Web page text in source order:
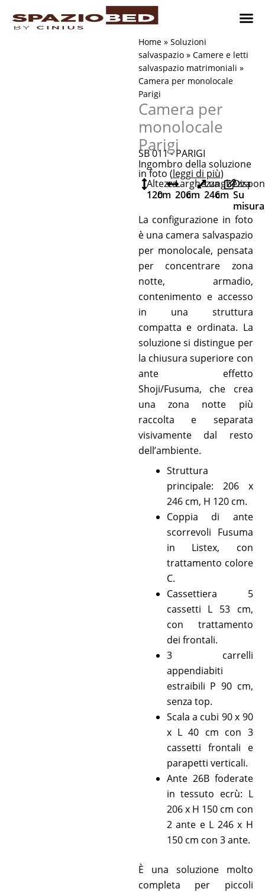
Home» Soluzioni
salvaspazio» Camere e letti
salvaspazio matrimoniali »
Camera per monolocale
Parigi
Camera per
monolocale
Parigi
SB 011 - PARIGI
Ingombro della soluzione
in foto (leggi di più)
Altezza
120cm
Larghezza
206cm
Lunghezza
246cm Su
misura
La configurazione in foto
è una camera salvaspazio
per monolocale, pensata
per concentrare zona
notte, armadio,
contenimento e accesso
in una struttura
compatta e ordinata. La
soluzione si distingue per
la chiusura superiore con
ante effetto
Shoji/Fusuma, che crea
una zona notte più
raccolta e separata
visivamente dal resto
dell’ambiente.
Struttura
principale: 206 x
246 cm, H 120 cm.
Coppia di ante
scorrevoli Fusuma
in Listex, con
trattamento colore
C.
Cassettiera 5
cassetti L 53 cm,
con trattamento
dei frontali.
3 carrelli
appendiabiti
estraibili P 90 cm,
senza top.
Scala a cubi 90 x 90
x L 40 cm con 3
cassetti frontali e
parapetti verticali.
Ante 26B foderate
in tessuto ecrù: L
206 x H 150 cm con
2 ante e L 246 x H
150 cm con 3 ante.
È una soluzione molto
completa per piccoli